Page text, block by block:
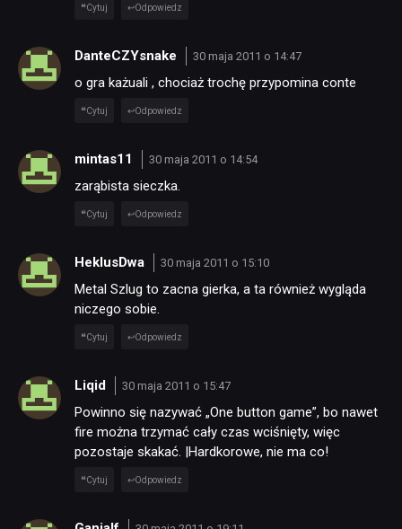
Cytuj Odpowiedz
DanteCZYsnake 30 maja 2011 o 14:47
o gra każuali , chociaż trochę przypomina conte
Cytuj Odpowiedz
mintas11 30 maja 2011 o 14:54
zarąbista sieczka.
Cytuj Odpowiedz
HeklusDwa 30 maja 2011 o 15:10
Metal Szlug to zacna gierka, a ta również wygląda
niczego sobie.
Cytuj Odpowiedz
Liqid 30 maja 2011 o 15:47
Powinno się nazywać „One button game”, bo nawet
fire można trzymać cały czas wciśnięty, więc
pozostaje skakać. |Hardkorowe, nie ma co!
Cytuj Odpowiedz